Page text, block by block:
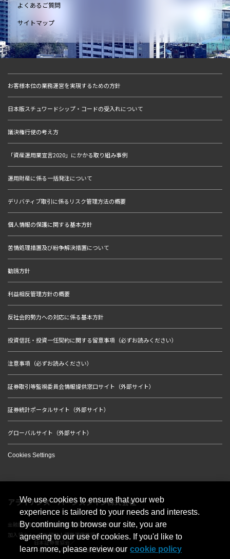
よくあるご質問
サイトマップ
お客様本位の業務運営を実現するための方針
日本版スチュワードシップ・コードの受入れについて
議決権行使の考え方
「資産運用業宣言2020」にかかる取り組み事例
運用財産に係る一括発注について
デリバティブ取引に係るリスク管理方法の概要
個人情報の保護に関する基本方針
苦情処理措置及び紛争解決措置について
勧誘方針
利益相反管理方針の概要
反社会的勢力への対応に係る基本方針
投資信託・投資一任契約に関する留意事項（必ずお読みください）
注意事項（必ずお読みください）
証券取引等監視委員会情報提供窓口サイト（外部サイト）
証券統計ポータルサイト（外部サイト）
グローバルサイト（外部サイト）
Cookies Settings
アライアンス・バーンスタイン株式会社
金融商品取引業者 関東財務局長（金商）第303号
加入協会：一般社団法人資産運用業協会／
日本証券業協会／
一般社団法人第二種金融商品取引業協会
We use cookies to ensure that your web
experience is tailored to your needs and interests.
By continuing to browse our site, you are
agreeing to our use of cookies. If you'd like to
learn more, please review our cookie policy